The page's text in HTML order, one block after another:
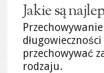
Jakie są
przechowywać
rodzaju.